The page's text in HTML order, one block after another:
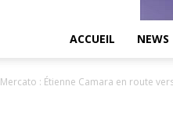
ACCUEIL NEWS
Mercato : Étienne Camara en route